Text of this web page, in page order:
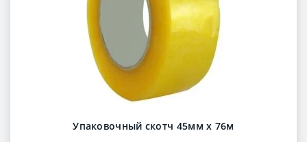
Упаковочный скотч 45мм х 76м